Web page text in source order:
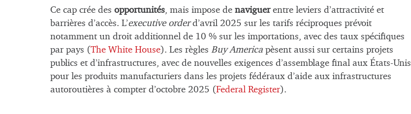
Ce cap crée des opportunités, mais impose de naviguerentre leviers d’attractivité et
barrières d’accès. L’executive orderd’avril 2025 sur les tarifs réciproques prévoit
notamment un droit additionnel de 10 % sur les importations, avec des taux spécifiques
par pays (The White House). Les règles Buy America pèsent aussi sur certains projets
publics et d’infrastructures, avec de nouvelles exigences d’assemblage final aux États-Unis
pour les produits manufacturiers dans les projets fédéraux d’aide aux infrastructures
autoroutières à compter d’octobre 2025 (Federal Register).